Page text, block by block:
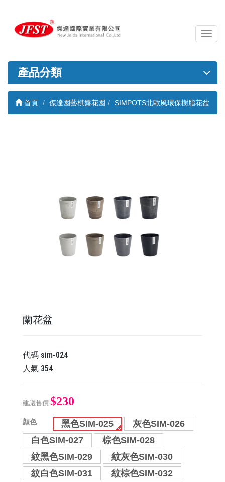
導
覽
關
產品分類
首頁 傑達園藝棋盤花園 SIMPOTS北歐風環保樹脂花盆
蘭花盆
代碼 sim-024
人氣 354
建議售價 $230
顏色 黑色SIM-025
灰色SIM-026
白色SIM-027
棕色SIM-028
紋黑色SIM-029
紋灰色SIM-030
紋白色SIM-031
紋棕色SIM-032